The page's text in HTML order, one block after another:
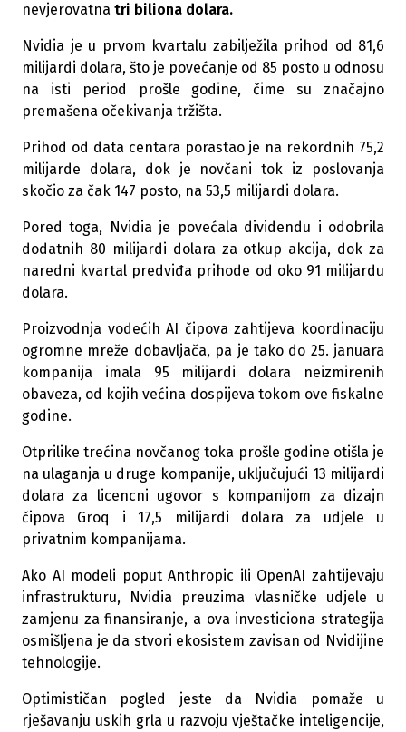
nevjerovatna tri biliona dolara.
Nvidia je u prvom kvartalu zabilježila prihod od 81,6
milijardi dolara, što je povećanje od 85 posto u odnosu
na isti period prošle godine, čime su značajno
premašena očekivanja tržišta.
Prihod od data centara porastao je na rekordnih 75,2
milijarde dolara, dok je novčani tok iz poslovanja
skočio za čak 147 posto, na 53,5 milijardi dolara.
Pored toga, Nvidia je povećala dividendu i odobrila
dodatnih 80 milijardi dolara za otkup akcija, dok za
naredni kvartal predviđa prihode od oko 91 milijardu
dolara.
Proizvodnja vodećih AI čipova zahtijeva koordinaciju
ogromne mreže dobavljača, pa je tako do 25. januara
kompanija imala 95 milijardi dolara neizmirenih
obaveza, od kojih većina dospijeva tokom ove fiskalne
godine.
Otprilike trećina novčanog toka prošle godine otišla je
na ulaganja u druge kompanije, uključujući 13 milijardi
dolara za licencni ugovor s kompanijom za dizajn
čipova Groq i 17,5 milijardi dolara za udjele u
privatnim kompanijama.
Ako AI modeli poput Anthropic ili OpenAI zahtijevaju
infrastrukturu, Nvidia preuzima vlasničke udjele u
zamjenu za finansiranje, a ova investiciona strategija
osmišljena je da stvori ekosistem zavisan od Nvidijine
tehnologije.
Optimističan pogled jeste da Nvidia pomaže u
rješavanju uskih grla u razvoju vještačke inteligencije,